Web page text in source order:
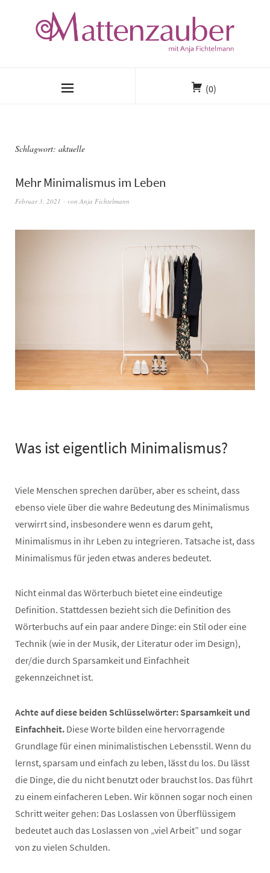
(0)
Schlagwort: aktuelle
Mehr Minimalismus im Leben
Februar 3, 2021 von Anja Fichtelmann
Was ist eigentlich Minimalismus?
Viele Menschen sprechen darüber, aber es scheint, dass
ebenso viele über die wahre Bedeutung des Minimalismus
verwirrt sind, insbesondere wenn es darum geht,
Minimalismus in ihr Leben zu integrieren. Tatsache ist, dass
Minimalismus für jeden etwas anderes bedeutet.
Nicht einmal das Wörterbuch bietet eine eindeutige
Definition. Stattdessen bezieht sich die Definition des
Wörterbuchs auf ein paar andere Dinge: ein Stil oder eine
Technik (wie in der Musik, der Literatur oder im Design),
der/die durch Sparsamkeit und Einfachheit
gekennzeichnet ist.
Achte auf diese beiden Schlüsselwörter: Sparsamkeit und
Einfachheit. Diese Worte bilden eine hervorragende
Grundlage für einen minimalistischen Lebensstil. Wenn du
lernst, sparsam und einfach zu leben, lässt du los. Du lässt
die Dinge, die du nicht benutzt oder brauchst los. Das führt
zu einem einfacheren Leben. Wir können sogar noch einen
Schritt weiter gehen: Das Loslassen von Überflüssigem
bedeutet auch das Loslassen von „viel Arbeit” und sogar
von zu vielen Schulden.